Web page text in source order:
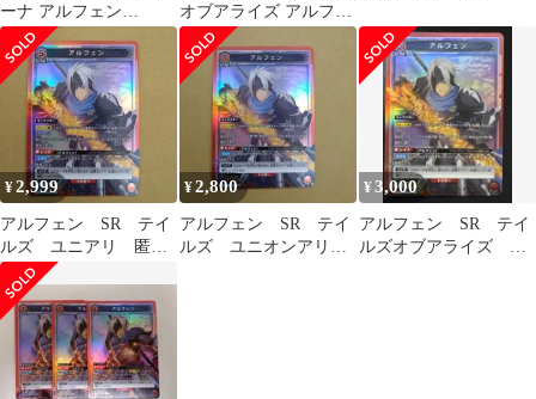
ーナ アルフェン
SR★★ パラレル
オブアライズ アルフェ
ン シオン デッキ
¥2,999
アルフェン SR テイ
ルズ ユニアリ 匿名
配送
¥2,800
アルフェン SR テイ
ルズ ユニオンアリー
¥3,000
アルフェン SR テイ
ルズオブアライズ ユ